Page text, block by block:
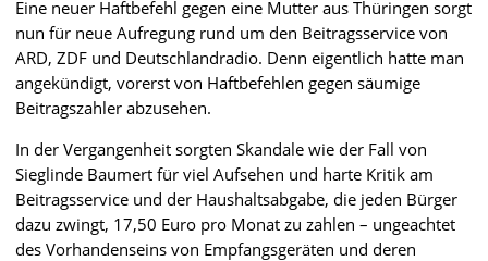
Eine neuer Haftbefehl gegen eine Mutter aus Thüringen sorgt
nun für neue Aufregung rund um den Beitragsservice von
ARD, ZDF und Deutschlandradio. Denn eigentlich hatte man
angekündigt, vorerst von Haftbefehlen gegen säumige
Beitragszahler abzusehen.
In der Vergangenheit sorgten Skandale wie der Fall von
Sieglinde Baumert für viel Aufsehen und harte Kritik am
Beitragsservice und der Haushaltsabgabe, die jeden Bürger
dazu zwingt, 17,50 Euro pro Monat zu zahlen – ungeachtet
des Vorhandenseins von Empfangsgeräten und deren